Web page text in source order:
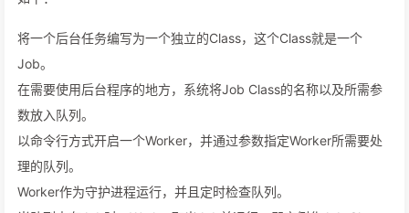
将一个后台任务编写为一个独立的Class，这个Class就是一个
Job。
在需要使用后台程序的地方，系统将Job Class的名称以及所需参
数放入队列。
以命令行方式开启一个Worker，并通过参数指定Worker所需要处
理的队列。
Worker作为守护进程运行，并且定时检查队列。